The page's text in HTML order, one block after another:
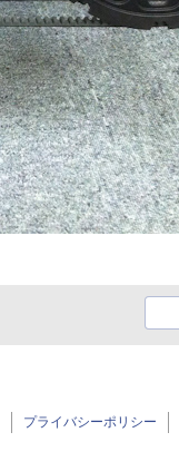
プライバシーポリシー